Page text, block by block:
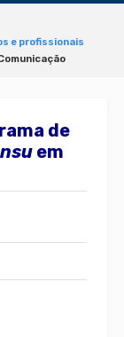
e profissionais
de
em